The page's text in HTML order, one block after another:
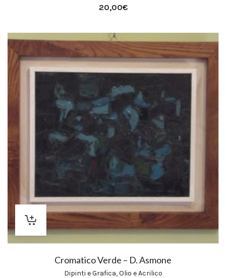
20,00€
Cromatico Verde – D. Asmone
Dipinti e Grafica,Olio e Acrilico